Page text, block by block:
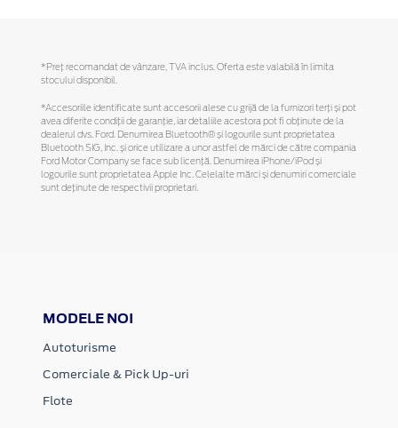
*Preţ recomandat de vânzare, TVA inclus. Oferta este valabilă în limita
stocului disponibil.
*Accesoriile identificate sunt accesorii alese cu grijă de la furnizori terți și pot
avea diferite condiții de garanție, iar detaliile acestora pot fi obținute de la
dealerul dvs. Ford. Denumirea Bluetooth® și logourile sunt proprietatea
Bluetooth SIG, Inc. și orice utilizare a unor astfel de mărci de către compania
Ford Motor Company se face sub licență. Denumirea iPhone/iPod și
logourile sunt proprietatea Apple Inc. Celelalte mărci și denumiri comerciale
sunt deținute de respectivii proprietari.
MODELE NOI
Autoturisme
Comerciale & Pick Up-uri
Flote